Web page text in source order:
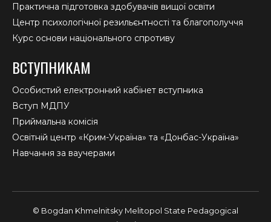
Практична підготовка здобувачів вищої освіти
Центр психологічної резильєнтності та благополуччя
Курс основи національного спротиву
ВСТУПНИКАМ
Особистий електронний кабінет вступника
Вступ МДПУ
Приймальна комісія
Освітній центр «Крим-Україна» та «Донбас-Україна»
Навчання за ваучерами
© Bogdan Khmelnitsky Melitopol State Pedagogical